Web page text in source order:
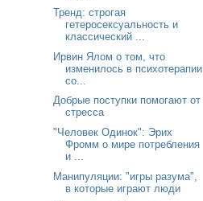
Тренд: строгая
гетеросексуальность и
классический ...
Ирвин Ялом о том, что
изменилось в психотерапии
со...
Добрые поступки помогают от
стресса
"Человек Одинок": Эрих
Фромм о мире потребления
и ...
Манипуляции: "игры разума",
в которые играют люди